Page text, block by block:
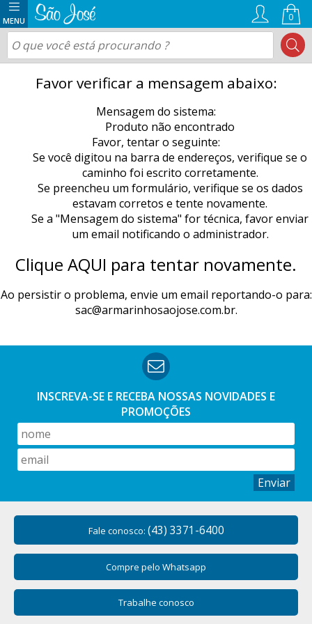
0
Favor verificar a mensagem abaixo:
Mensagem do sistema:
Produto não encontrado
Favor, tentar o seguinte:
Se você digitou na barra de endereços, verifique se o
caminho foi escrito corretamente.
Se preencheu um formulário, verifique se os dados
estavam corretos e tente novamente.
Se a "Mensagem do sistema" for técnica, favor enviar
um email notificando o administrador.
Clique AQUI para tentar novamente.
Ao persistir o problema, envie um email reportando-o para:
sac@armarinhosaojose.com.br.
INSCREVA-SE E RECEBA NOSSAS NOVIDADES E
PROMOÇÕES
Enviar
Fale conosco: (43) 3371-6400
Compre pelo Whatsapp
Trabalhe conosco